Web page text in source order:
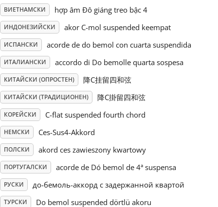
Русский
Svenska
Tiếng Việt
Türkçe
Українська
简体中文
ВИЕТНАМСКИ hợp âm Đô giáng treo bậc 4
ИНДОНЕЗИЙСКИ akor C-mol suspended keempat
ИСПАНСКИ acorde de do bemol con cuarta suspendida
ИТАЛИАНСКИ accordo di Do bemolle quarta sospesa
КИТАЙСКИ (ОПРОСТЕН) 降C挂留四和弦
КИТАЙСКИ (ТРАДИЦИОНЕН) 降C掛留四和弦
КОРЕЙСКИ C-flat suspended fourth chord
НЕМСКИ Ces-Sus4-Akkord
ПОЛСКИ akord ces zawieszony kwartowy
ПОРТУГАЛСКИ acorde de Dó bemol de 4ª suspensa
РУСКИ до-бемоль-аккорд с задержанной квартой
ТУРСКИ Do bemol suspended dörtlü akoru